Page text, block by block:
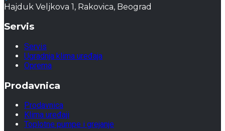
Hajduk Veljkova 1, Rakovica, Beograd
Servis
Servis
Ugradnja klima uređaja
Oprema
Prodavnica
Prodavnica
Klima uređaji
Toplotne pumpe i grejanje